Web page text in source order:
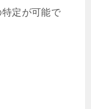
定が可能で